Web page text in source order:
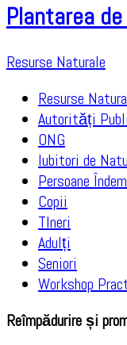
Plantarea
Resurse Naturale
Resurse
Autorități
ONG
Iubitori de
Persoane
Copii
TIneri
Adulți
Seniori
Workshop
Reîmpădurire și